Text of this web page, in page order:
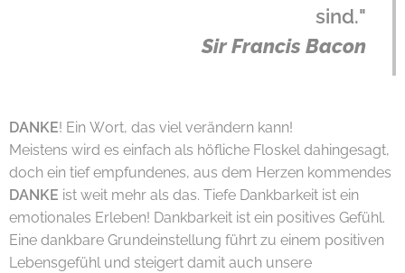
sind."
Sir Francis Bacon
DANKE! Ein Wort, das viel verändern kann!
Meistens wird es einfach als höfliche Floskel dahingesagt,
doch ein tief empfundenes, aus dem Herzen kommendes
DANKE ist weit mehr als das. Tiefe Dankbarkeit ist ein
emotionales Erleben! Dankbarkeit ist ein positives Gefühl.
Eine dankbare Grundeinstellung führt zu einem positiven
Lebensgefühl und steigert damit auch unsere